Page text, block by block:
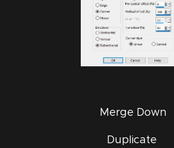
Merge Down
Duplicate